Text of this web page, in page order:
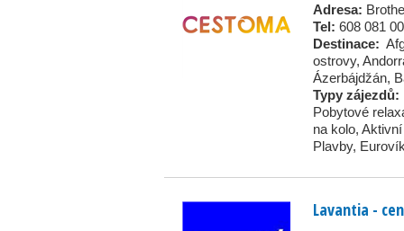
Adresa:
Tel: 608 081
Destinace:
ostrovy,
Ázerbájdžán,
Typy zájezdů:
Pobytové
na kolo,
Plavby,
Lavantia -